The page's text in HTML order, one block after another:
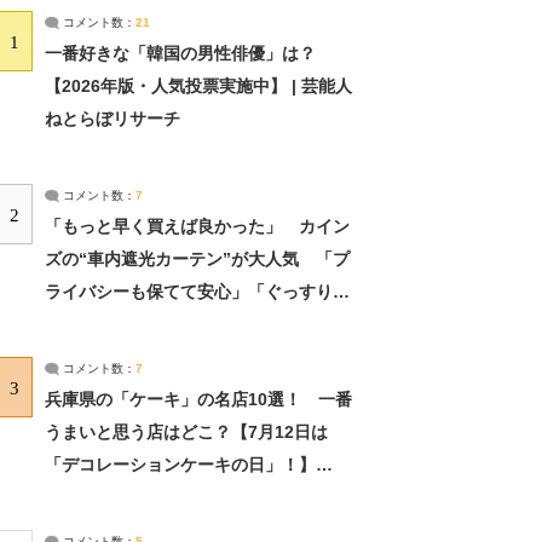
1
コメント数： 21
一番好きな「韓国の男性俳優」は？
【2026年版・人気投票実施中】 | 芸能人
ねとらぼリサーチ
2
コメント数： 7
「もっと早く買えば良かった」 カイン
ズの“車内遮光カーテン”が大人気 「プ
ライバシーも保てて安心」「ぐっすり眠
3
コメント数： 7
兵庫県の「ケーキ」の名店10選！ 一番
うまいと思う店はどこ？【7月12日は
「デコレーションケーキの日」！】